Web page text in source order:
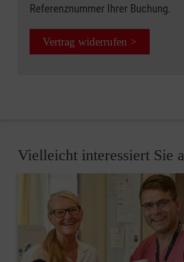
Referenznummer Ihrer Buchung.
Vertrag widerrufen >
Vielleicht interessiert Sie